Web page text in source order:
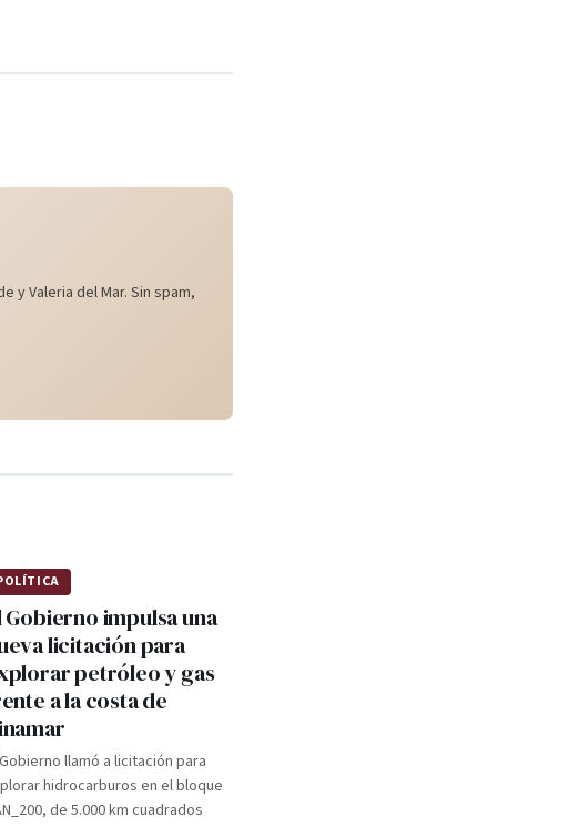
y Valeria del Mar. Sin spam,
Gobierno impulsa una
licitación para
petróleo y gas
a la costa de
llamó a licitación para
hidrocarburos en el bloque
de 5.000 km cuadrados